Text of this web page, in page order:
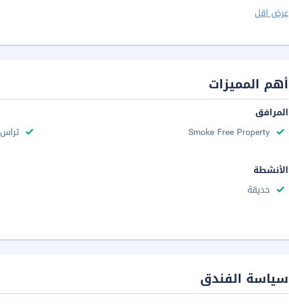
عرض اقل
أهم المميزات
المرافق
Smoke Free Property
تراس
الأنشطة
حديقة
سياسة الفندق